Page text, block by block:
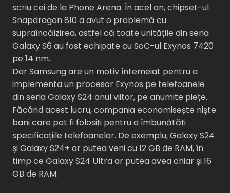
scriu cei de la Phone Arena. În acel an, chipset-ul
Snapdragon 810 a avut o problemă cu
supraîncălzirea, astfel că toate unitățile din seria
Galaxy S6 au fost echipate cu SoC-ul Exynos 7420
pe 14 nm.
Dar Samsung are un motiv întemeiat pentru a
implementa un procesor Exynos pe telefoanele
din seria Galaxy S24 anul viitor, pe anumite piețe.
Făcând acest lucru, compania economisește niște
bani care pot fi folosiți pentru a îmbunătăți
specificațiile telefoanelor. De exemplu, Galaxy S24
și Galaxy S24+ ar putea veni cu 12 GB de RAM, în
timp ce Galaxy S24 Ultra ar putea avea chiar și 16
GB de RAM.